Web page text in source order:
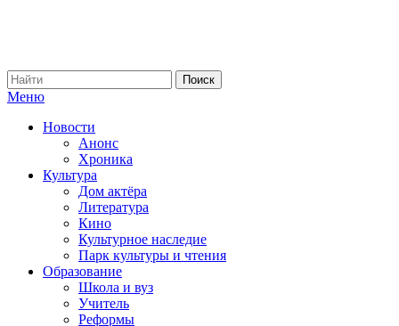
Меню
Новости
Анонс
Хроника
Культура
Дом актёра
Литература
Кино
Культурное наследие
Парк культуры и чтения
Образование
Школа и вуз
Учитель
Реформы